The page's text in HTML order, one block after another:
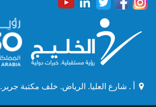
أ . شارع العليا. الرياض. خلف مكتبة جرير.